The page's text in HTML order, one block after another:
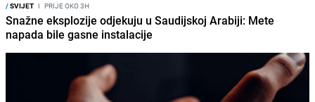
/SVIJET I PRIJE OKO 3H
Snažne eksplozije odjekuju u Saudijskoj Arabiji: Mete
napada bile gasne instalacije